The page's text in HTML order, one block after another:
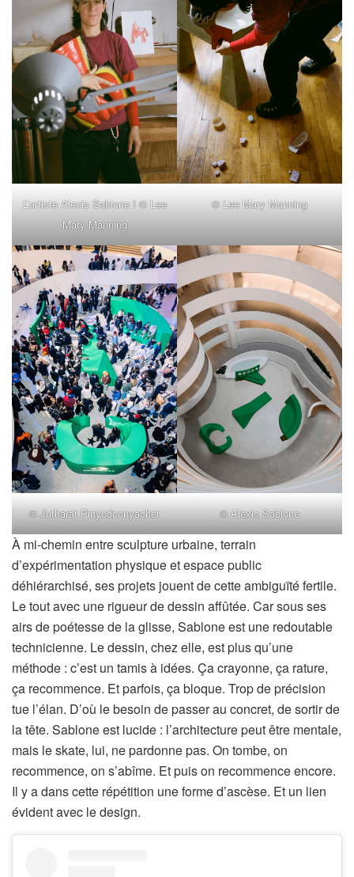
L’artiste Alexis Sablone I © Lee
Mary Manning
© Lee Mary Manning
© Jutharat Pinyodoonyachet © Alexis Sablone
À mi-chemin entre sculpture urbaine, terrain
d’expérimentation physique et espace public
déhiérarchisé, ses projets jouent de cette ambiguïté fertile.
Le tout avec une rigueur de dessin affûtée. Car sous ses
airs de poétesse de la glisse, Sablone est une redoutable
technicienne. Le dessin, chez elle, est plus qu’une
méthode : c’est un tamis à idées. Ça crayonne, ça rature,
ça recommence. Et parfois, ça bloque. Trop de précision
tue l’élan. D’où le besoin de passer au concret, de sortir de
la tête. Sablone est lucide : l’architecture peut être mentale,
mais le skate, lui, ne pardonne pas. On tombe, on
recommence, on s’abîme. Et puis on recommence encore.
Il y a dans cette répétition une forme d’ascèse. Et un lien
évident avec le design.